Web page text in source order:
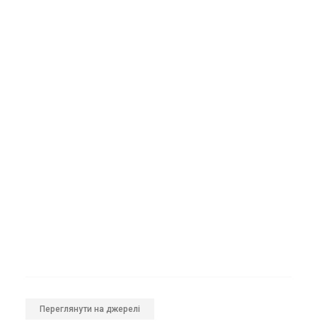
Переглянути на джерелі